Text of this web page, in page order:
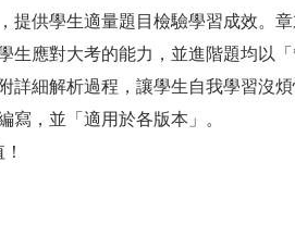
提供學生適量題目檢驗學習成效。
生應對大考的能力，並進階題均以「
詳細解析過程，讓學生自我學習沒煩
寫，並「適用於各版本」。